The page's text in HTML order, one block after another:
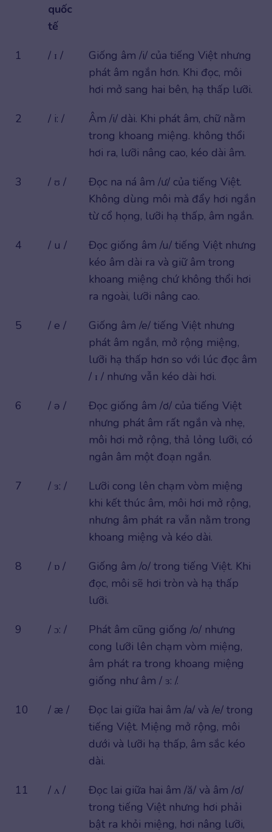
quốc
tế
1
/ ɪ /
Giống âm /i/ của tiếng Việt nhưng
phát âm ngắn hơn. Khi đọc, môi
hơi mở sang hai bên, hạ thấp lưỡi.
2
/ i: /
Âm /i/ dài. Khi phát âm, chữ nằm
trong khoang miệng. không thổi
hơi ra, lưỡi nâng cao, kéo dài âm.
3
/ ʊ /
Đọc na ná âm /ư/ của tiếng Việt.
Không dùng môi mà đẩy hơi ngắn
từ cổ họng, lưỡi hạ thấp, âm ngắn.
4
/ u /
Đọc giống âm /u/ tiếng Việt nhưng
kéo âm dài ra và giữ âm trong
khoang miệng chứ không thổi hơi
ra ngoài, lưỡi nâng cao.
5
/ e /
Giống âm /e/ tiếng Việt nhưng
phát âm ngắn, mở rộng miệng,
lưỡi hạ thấp hơn so với lúc đọc âm
/ ɪ / nhưng vẫn kéo dài hơi.
6
/ ə /
Đọc giống âm /ơ/ của tiếng Việt
nhưng phát âm rất ngắn và nhẹ,
môi hơi mở rộng, thả lỏng lưỡi, có
ngân âm một đoạn ngắn.
7
/ ɜ: /
Lưỡi cong lên chạm vòm miệng
khi kết thúc âm, môi hơi mở rộng,
nhưng âm phát ra vẫn nằm trong
khoang miệng và kéo dài.
8
/ ɒ /
Giống âm /o/ trong tiếng Việt. Khi
đọc, môi sẽ hơi tròn và hạ thấp
lưỡi.
9
/ ɔ: /
Phát âm cũng giống /o/ nhưng
cong lưỡi lên chạm vòm miệng,
âm phát ra trong khoang miệng
giống như âm / ɜ: /.
10
/ æ /
Đọc lai giữa hai âm /a/ và /e/ trong
tiếng Việt. Miệng mở rộng, môi
dưới và lưỡi hạ thấp, âm sắc kéo
dài.
11
/ ʌ /
Đọc lai giữa hai âm /ă/ và âm /ơ/
trong tiếng Việt nhưng hơi phải
bật ra khỏi miệng, hơi nâng lưỡi,